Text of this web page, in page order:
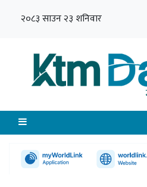
२०८३ साउन २३ शनिवार